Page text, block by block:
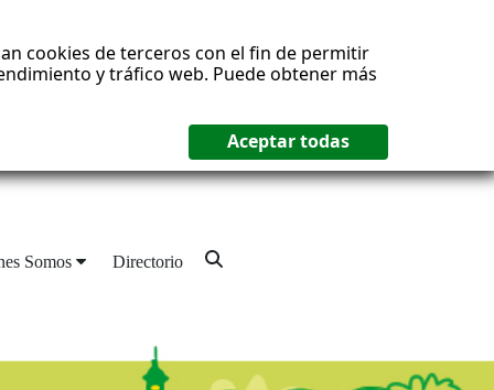
cookies de terceros con el fin de permitir
y tráfico web. Puede obtener más
Somos Directorio